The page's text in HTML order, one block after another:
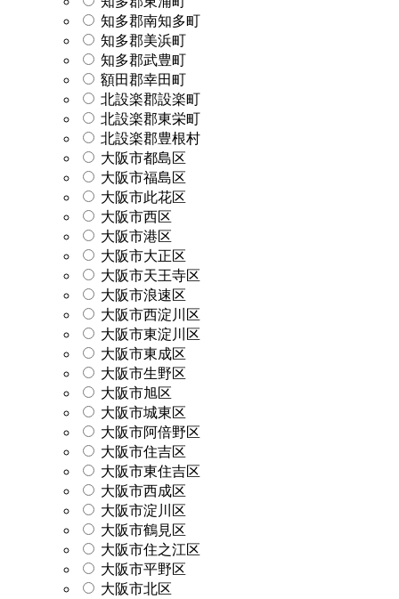
知多郡南知多町
知多郡美浜町
知多郡武豊町
額田郡幸田町
北設楽郡設楽町
北設楽郡東栄町
北設楽郡豊根村
大阪市都島区
大阪市福島区
大阪市此花区
大阪市西区
大阪市港区
大阪市大正区
大阪市天王寺区
大阪市浪速区
大阪市西淀川区
大阪市東淀川区
大阪市東成区
大阪市生野区
大阪市旭区
大阪市城東区
大阪市阿倍野区
大阪市住吉区
大阪市東住吉区
大阪市西成区
大阪市淀川区
大阪市鶴見区
大阪市住之江区
大阪市平野区
大阪市北区